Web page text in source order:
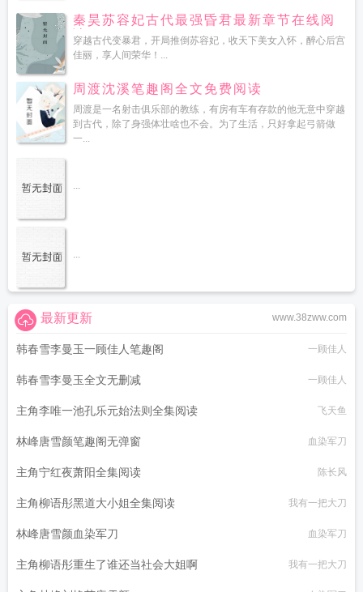
秦昊苏容妃古代最强昏君最新章节在线阅
读
穿越古代变暴君，开局推倒苏容妃，收天下美女入怀，醉心后宫
佳丽，享人间荣华！...
周渡沈溪笔趣阁全文免费阅读
周渡是一名射击俱乐部的教练，有房有车有存款的他无意中穿越
到古代，除了身强体壮啥也不会。为了生活，只好拿起弓箭做
一...
...
...
www.38zww.com
最新更新
韩春雪李曼玉一顾佳人笔趣阁 一顾佳人
韩春雪李曼玉全文无删减 一顾佳人
主角李唯一池孔乐元始法则全集阅读 飞天鱼
林峰唐雪颜笔趣阁无弹窗 血染军刀
主角宁红夜萧阳全集阅读 陈长风
主角柳语彤黑道大小姐全集阅读 我有一把大刀
林峰唐雪颜血染军刀 血染军刀
主角柳语彤重生了谁还当社会大姐啊 我有一把大刀